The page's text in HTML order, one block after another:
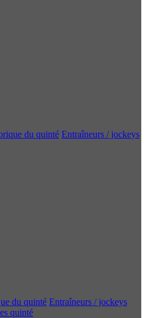
du quinté Entraîneurs / jockeys
du quinté Entraîneurs / jockeys
quinté